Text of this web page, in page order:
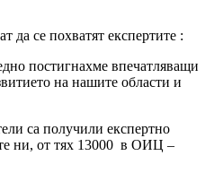
да се похватят експертите :
постигнахме впечатляващи
на нашите области и
са получили експертно
ни, от тях 13000 в ОИЦ –